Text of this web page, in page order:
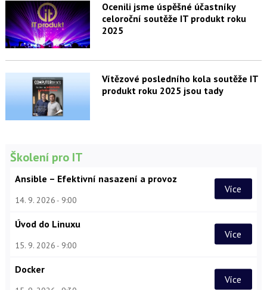
Ocenili jsme úspěšné účastníky
celoroční soutěže IT produkt roku
2025
Vítězové posledního kola soutěže IT
produkt roku 2025 jsou tady
Školení pro IT
Ansible – Efektivní nasazení a provoz
14. 9. 2026 9:00
Více
Úvod do Linuxu
15. 9. 2026 9:00
Více
Docker
Více